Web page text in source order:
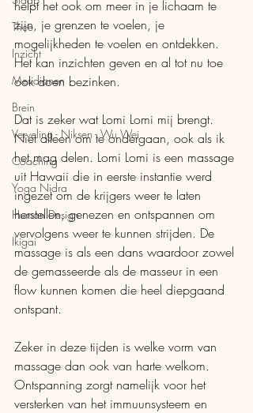
Thee
Inzicht
Meridianen
Brein
Verveling - Niksen - Wu Wei
Coaching
Yoga Nidra
Human Design
Ikigai
helpt het ook om meer in je lichaam te
zijn, je grenzen te voelen, je
mogelijkheden te voelen en ontdekken.
Het kan inzichten geven en al tot nu toe
ook doen bezinken.
Dat is zeker wat Lomi Lomi mij brengt.
Niet alleen om te ondergaan, ook als ik
het mag delen. Lomi Lomi is een massage
uit Hawaii die in eerste instantie werd
ingezet om de krijgers weer te laten
herstellen, genezen en ontspannen om
vervolgens weer te kunnen strijden. De
massage is als een dans waardoor zowel
de gemasseerde als de masseur in een
flow kunnen komen die heel diepgaand
ontspant.
Zeker in deze tijden is welke vorm van
massage dan ook van harte welkom.
Ontspanning zorgt namelijk voor het
versterken van het immuunsysteem en